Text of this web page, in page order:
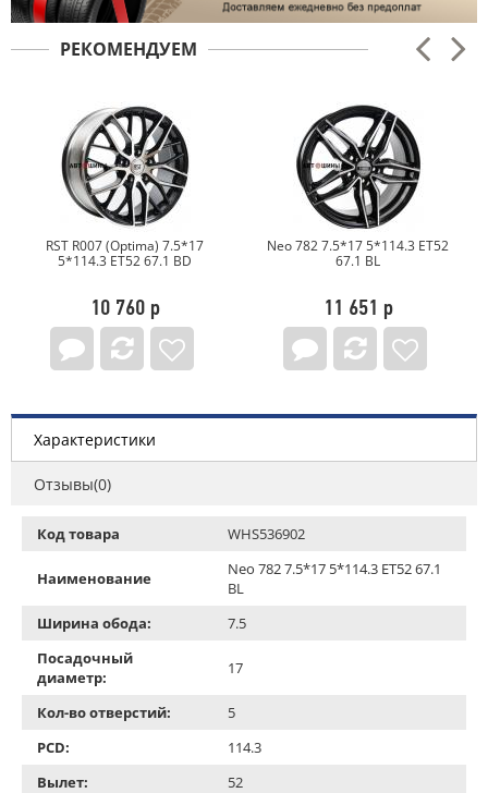
РЕКОМЕНДУЕМ
RST R007 (Optima) 7.5*17
5*114.3 ET52 67.1 BD
10 760 р
Neo 782 7.5*17 5*114.3 ET52
67.1 BL
11 651 р
Характеристики
Отзывы(0)
Код товара WHS536902
Наименование
Neo 782 7.5*17 5*114.3 ET52 67.1
BL
Ширина обода:
7.5
Посадочный
диаметр:
17
Кол-во отверстий:
5
PCD:
114.3
Вылет:
52